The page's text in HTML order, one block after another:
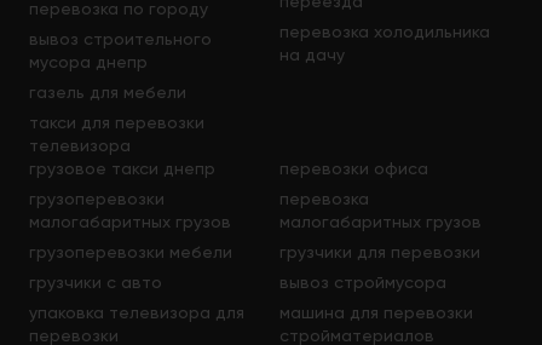
перевозка по городу
вывоз строительного
мусора днепр
газель для мебели
такси для перевозки
телевизора
перевозка холодильника
на дачу
грузовое такси днепр
грузоперевозки
малогабаритных грузов
грузоперевозки мебели
грузчики с авто
упаковка телевизора для
перевозки
перевозки офиса
перевозка
малогабаритных грузов
грузчики для перевозки
вывоз строймусора
машина для перевозки
стройматериалов